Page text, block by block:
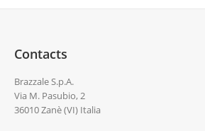
Contacts
Brazzale S.p.A.
Via M. Pasubio, 2
36010 Zanè (VI) Italia